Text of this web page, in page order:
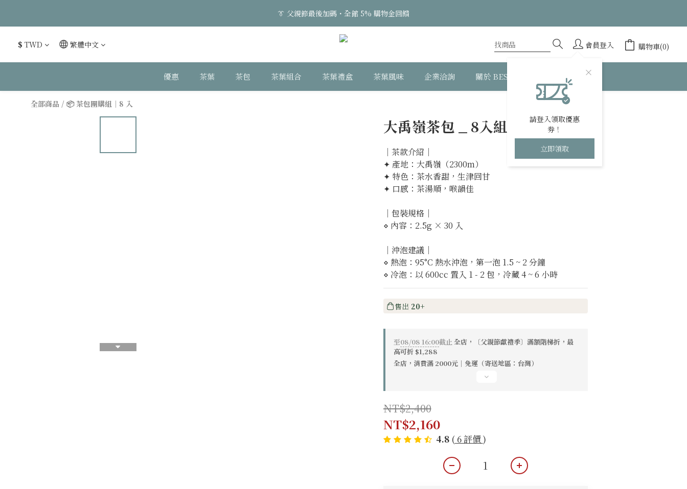
👔 父親節最後加碼・全館 5% 購物金回饋
👔 父親節最後加碼・全館 5% 購物金回饋
2
1
3
2
2
1
6
5
1
0
7
6
2
0
2
4
3
5
4
0
👔 父親節最後加碼・全館 5% 購物金回饋
$ TWD 繁體中文 會員登入
請登入領取優惠
券！
立即領取
購物車(0)
優惠 茶葉 茶包 茶葉組合 茶葉禮盒 茶葉風味 企業洽詢 關於 BESTEA
全部商品 / 📦 茶包團購組｜8 入
大禹嶺茶包 _ 8入組｜經典好茶
｜茶款介紹｜
✦ 產地：大禹嶺（2300m）
✦ 特色：茶水香甜，生津回甘
✦ 口感：茶湯順，喉韻佳
｜包裝規格｜
⋄ 內容：2.5g × 30 入
｜沖泡建議｜
⋄ 熱泡：95°C 熱水沖泡，第一泡 1.5 ~ 2 分鐘
⋄ 冷泡：以 600cc 置入 1 - 2 包，冷藏 4 ~ 6 小時
售出 20+
至08/08 16:00截止 全店，〔父親節獻禮季〕滿額階梯折，最
高可折 $1,288
全店，消費滿 2000元｜免運（寄送地區：台灣）
NT$2,400
NT$2,160
4.8 (6 評價 )